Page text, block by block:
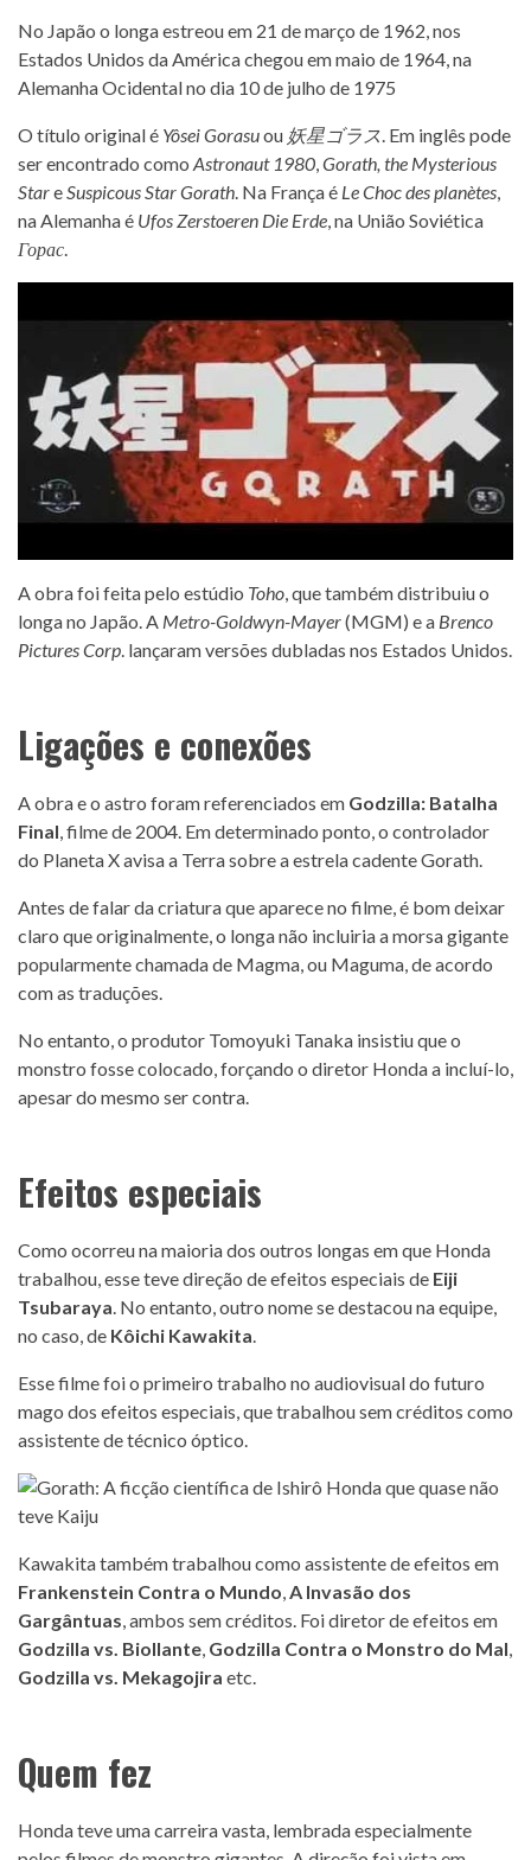
No Japão o longa estreou em 21 de março de 1962, nos
Estados Unidos da América chegou em maio de 1964, na
Alemanha Ocidental no dia 10 de julho de 1975
O título original é Yôsei Gorasuou 妖星ゴラス. Em inglês pode
ser encontrado como Astronaut 1980,Gorath, the Mysterious
StareSuspicous Star Gorath. Na França é Le Choc des planètes,
na Alemanha é Ufos Zerstoeren Die Erde, na União Soviética
Горас.
A obra foi feita pelo estúdio Toho, que também distribuiu o
longa no Japão. A Metro-Goldwyn-Mayer(MGM) e a Brenco
Pictures Corp. lançaram versões dubladas nos Estados Unidos.
Ligações e conexões
A obra e o astro foram referenciados em Godzilla: Batalha
Final, filme de 2004. Em determinado ponto, o controlador
do Planeta X avisa a Terra sobre a estrela cadente Gorath.
Antes de falar da criatura que aparece no filme, é bom deixar
claro que originalmente, o longa não incluiria a morsa gigante
popularmente chamada de Magma, ou Maguma, de acordo
com as traduções.
No entanto, o produtor Tomoyuki Tanaka insistiu que o
monstro fosse colocado, forçando o diretor Honda a incluí-lo,
apesar do mesmo ser contra.
Efeitos especiais
Como ocorreu na maioria dos outros longas em que Honda
trabalhou, esse teve direção de efeitos especiais de Eiji
Tsubaraya. No entanto, outro nome se destacou na equipe,
no caso, de Kôichi Kawakita.
Esse filme foi o primeiro trabalho no audiovisual do futuro
mago dos efeitos especiais, que trabalhou sem créditos como
assistente de técnico óptico.
Kawakita também trabalhou como assistente de efeitos em
Frankenstein Contra o Mundo,A Invasão dos
Gargântuas, ambos sem créditos. Foi diretor de efeitos em
Godzilla vs. Biollante, Godzilla Contra o Monstro do Mal,
Godzilla vs. Mekagojira etc.
Quem fez
Honda teve uma carreira vasta, lembrada especialmente